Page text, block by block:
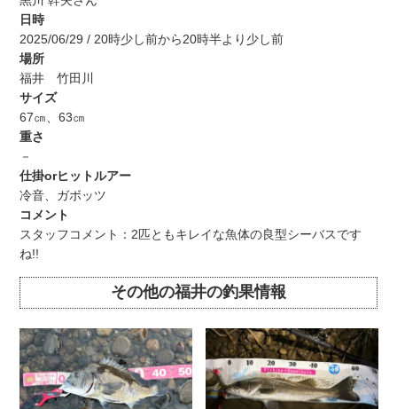
日時
2025/06/29 / 20時少し前から20時半より少し前
場所
福井 竹田川
サイズ
67㎝、63㎝
重さ
－
仕掛orヒットルアー
冷音、ガボッツ
コメント
スタッフコメント：2匹ともキレイな魚体の良型シーバスです
ね!!
その他の福井の釣果情報